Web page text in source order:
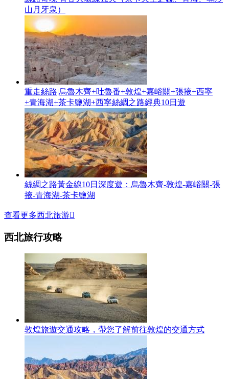
山月牙泉）
重走絲路|烏魯木齊+吐魯番+敦煌+嘉峪關+張掖+西寧
+青海湖+茶卡鹽湖+西寧絲綢之路經典10日遊
絲綢之路黃金線10日深度遊：烏魯木齊-敦煌-嘉峪關-張
掖-青海湖-茶卡鹽湖
查看更多西北旅游
西北旅行攻略
敦煌旅遊交通攻略，帶您了解前往敦煌的交通方式